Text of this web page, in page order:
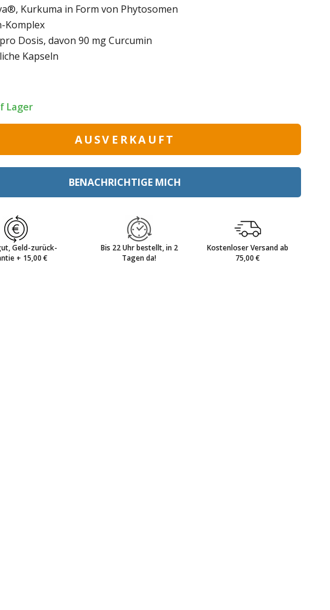
Kurkuma in Form von Phytosomen
Komplex
Dosis, davon 90 mg Curcumin
Kapseln
Lager
AUSVERKAUFT
BENACHRICHTIGE MICH
Geld-zurück-
+ 15,00 €
Bis 22 Uhr bestellt, in 2
Tagen da!
Kostenloser Versand ab
75,00 €